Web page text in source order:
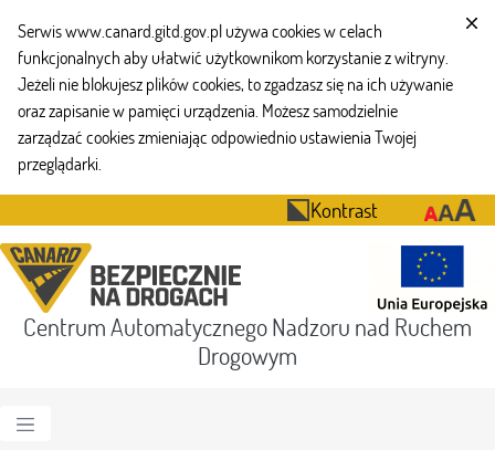
Serwis www.canard.gitd.gov.pl używa cookies w celach
funkcjonalnych aby ułatwić użytkownikom korzystanie z witryny.
Jeżeli nie blokujesz plików cookies, to zgadzasz się na ich używanie
oraz zapisanie w pamięci urządzenia. Możesz samodzielnie
zarządzać cookies zmieniając odpowiednio ustawienia Twojej
przeglądarki.
Kontrast
Centrum Automatycznego Nadzoru nad Ruchem
Drogowym